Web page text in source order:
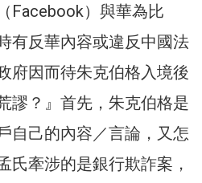
Facebook）與華為比
有反華內容或違反中國法
府因而待朱克伯格入境後
謬？』首先，朱克伯格是
自己的內容／言論，又怎
氏牽涉的是銀行欺詐案，